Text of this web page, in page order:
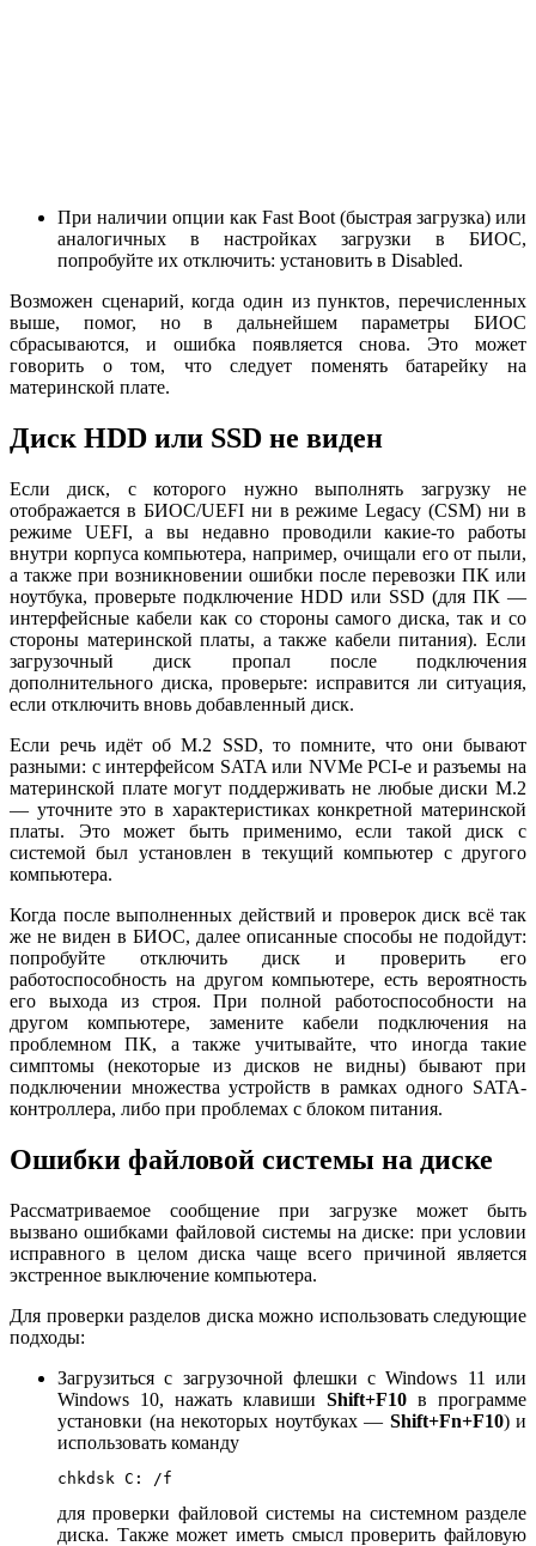
При наличии опции как Fast Boot (быстрая загрузка) или
аналогичных в настройках загрузки в БИОС,
попробуйте их отключить: установить в Disabled.
Возможен сценарий, когда один из пунктов, перечисленных
выше, помог, но в дальнейшем параметры БИОС
сбрасываются, и ошибка появляется снова. Это может
говорить о том, что следует поменять батарейку на
материнской плате.
Диск HDD или SSD не виден
Если диск, с которого нужно выполнять загрузку не
отображается в БИОС/UEFI ни в режиме Legacy (CSM) ни в
режиме UEFI, а вы недавно проводили какие-то работы
внутри корпуса компьютера, например, очищали его от пыли,
а также при возникновении ошибки после перевозки ПК или
ноутбука, проверьте подключение HDD или SSD (для ПК —
интерфейсные кабели как со стороны самого диска, так и со
стороны материнской платы, а также кабели питания). Если
загрузочный диск пропал после подключения
дополнительного диска, проверьте: исправится ли ситуация,
если отключить вновь добавленный диск.
Если речь идёт об M.2 SSD, то помните, что они бывают
разными: с интерфейсом SATA или NVMe PCI-e и разъемы на
материнской плате могут поддерживать не любые диски M.2
— уточните это в характеристиках конкретной материнской
платы. Это может быть применимо, если такой диск с
системой был установлен в текущий компьютер с другого
компьютера.
Когда после выполненных действий и проверок диск всё так
же не виден в БИОС, далее описанные способы не подойдут:
попробуйте отключить диск и проверить его
работоспособность на другом компьютере, есть вероятность
его выхода из строя. При полной работоспособности на
другом компьютере, замените кабели подключения на
проблемном ПК, а также учитывайте, что иногда такие
симптомы (некоторые из дисков не видны) бывают при
подключении множества устройств в рамках одного SATA-
контроллера, либо при проблемах с блоком питания.
Ошибки файловой системы на диске
Рассматриваемое сообщение при загрузке может быть
вызвано ошибками файловой системы на диске: при условии
исправного в целом диска чаще всего причиной является
экстренное выключение компьютера.
Для проверки разделов диска можно использовать следующие
подходы:
Загрузиться с загрузочной флешки с Windows 11 или
Windows 10, нажать клавиши Shift+F10 в программе
установки (на некоторых ноутбуках — Shift+Fn+F10) и
использовать команду
chkdsk C: /f
для проверки файловой системы на системном разделе
диска. Также может иметь смысл проверить файловую